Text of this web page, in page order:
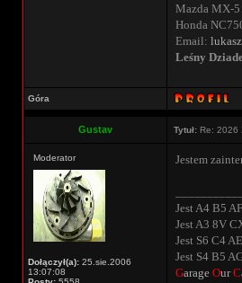
Mazda MX-5
Honda
Email:
Leśny
Góra
Gustav Tytuł: Re: 2026
Moderator
Dołączył(a): 25.sie.2006
13:07:08
Jestem
Jest A4 B5
Jest A3 8V
Jest S6 C4
Jest S4 B5
Garage OurC